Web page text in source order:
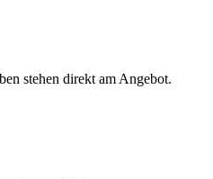
stehen direkt am Angebot.